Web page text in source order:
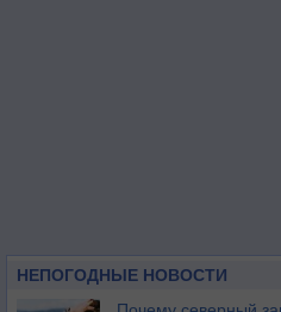
НЕПОГОДНЫЕ НОВОСТИ